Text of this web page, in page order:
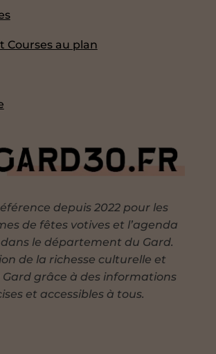
Courses au plan
depuis 2022 pour les
de fêtes votives et l’agenda
le département du Gard.
de la richesse culturelle et
Gard grâce à des informations
et accessibles à tous.